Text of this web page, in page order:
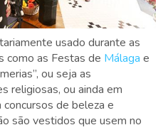
usado durante as
como as Festas de Málaga e
ou seja as
religiosas, ou ainda em
de beleza e
são vestidos que usem no